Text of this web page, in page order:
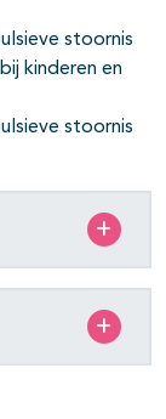
stoornis
kinderen en
stoornis